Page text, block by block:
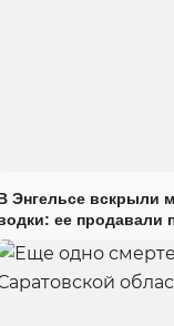
Энгельсе вскрыли
ее продавали